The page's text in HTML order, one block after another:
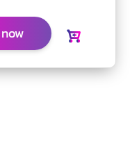
าของจาน อาหาร
ปจนถึง เคล็ดลับใน
คงความสดและ